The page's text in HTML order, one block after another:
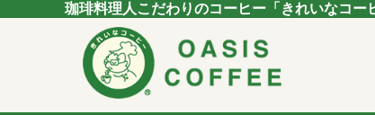
珈琲料理人こだわりのコーヒー「きれいなコー